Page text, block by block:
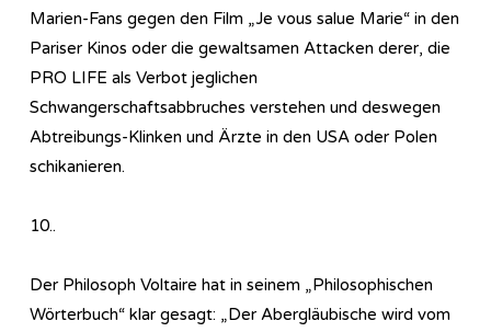
Marien-Fans gegen den Film „Je vous salue Marie“ in den
Pariser Kinos oder die gewaltsamen Attacken derer, die
PRO LIFE als Verbot jeglichen
Schwangerschaftsabbruches verstehen und deswegen
Abtreibungs-Klinken und Ärzte in den USA oder Polen
schikanieren.
10..
Der Philosoph Voltaire hat in seinem „Philosophischen
Wörterbuch“ klar gesagt: „Der Abergläubische wird vom